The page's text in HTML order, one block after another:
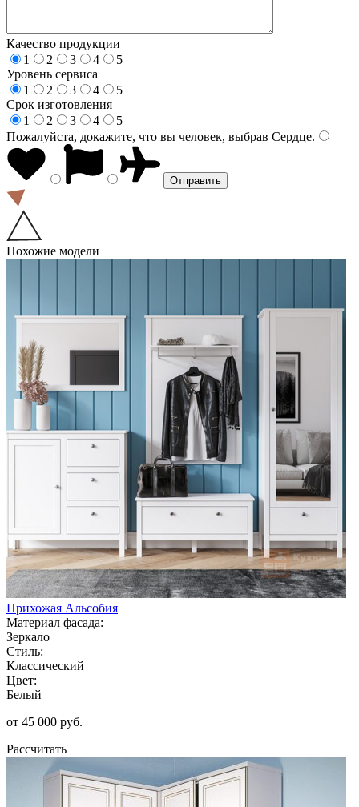
Качество продукции
1
2 3 4
5
Уровень сервиса
1
2 3 4
5
Срок изготовления
1
2 3 4
5
Пожалуйста, докажите, что вы человек, выбрав Сердце.
Похожие модели
Прихожая Альсобия
Материал фасада:
Зеркало
Стиль:
Классический
Цвет:
Белый
от 45 000 руб.
Рассчитать